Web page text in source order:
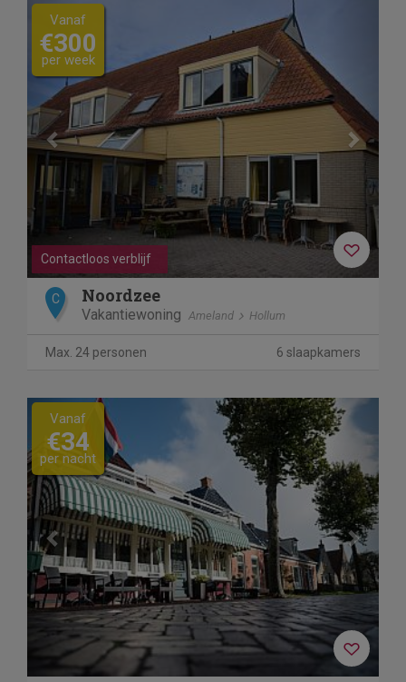
Previous
Contactloos verblijf
Vanaf
€300
per week
C Noordzee
Vakantiewoning Ameland Hollum
Max. 24 personen 6 slaapkamers
Previous Next
Vanaf
€34
per nacht